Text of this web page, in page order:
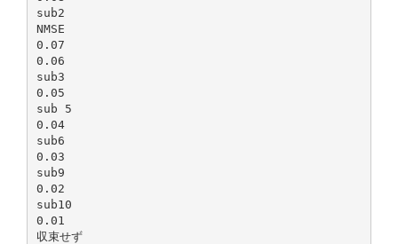
sub2
NMSE
0.07
0.06
sub3
0.05
sub 5
0.04
sub6
0.03
sub9
0.02
sub10
0.01
収束せず